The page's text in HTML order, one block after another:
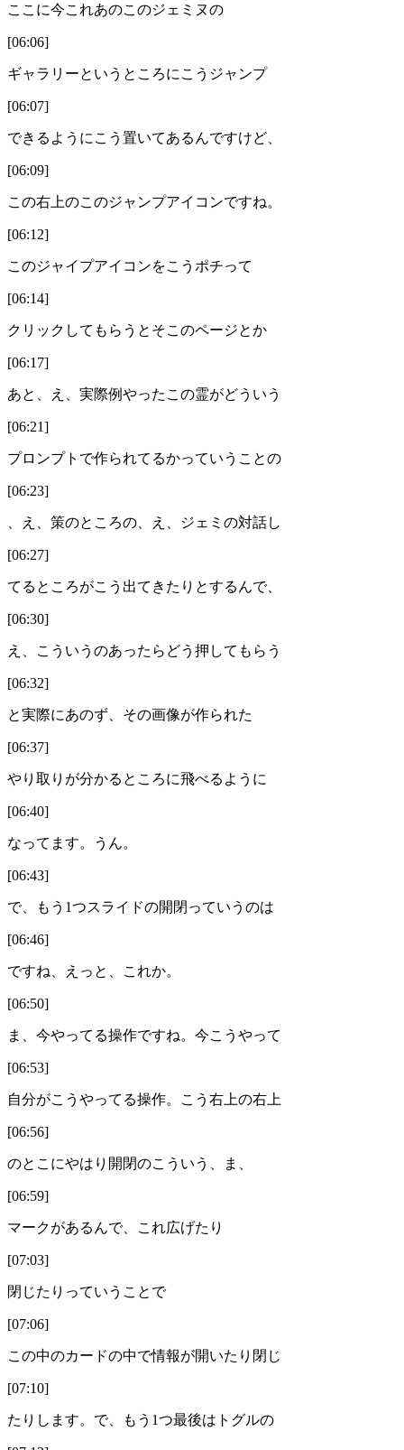
ここに今これあのこのジェミヌの
[06:06]
ギャラリーというところにこうジャンプ
[06:07]
できるようにこう置いてあるんですけど、
[06:09]
この右上のこのジャンプアイコンですね。
[06:12]
このジャイプアイコンをこうポチって
[06:14]
クリックしてもらうとそこのページとか
[06:17]
あと、え、実際例やったこの霊がどういう
[06:21]
プロンプトで作られてるかっていうことの
[06:23]
、え、策のところの、え、ジェミの対話し
[06:27]
てるところがこう出てきたりとするんで、
[06:30]
え、こういうのあったらどう押してもらう
[06:32]
と実際にあのず、その画像が作られた
[06:37]
やり取りが分かるところに飛べるように
[06:40]
なってます。うん。
[06:43]
で、もう1つスライドの開閉っていうのは
[06:46]
ですね、えっと、これか。
[06:50]
ま、今やってる操作ですね。今こうやって
[06:53]
自分がこうやってる操作。こう右上の右上
[06:56]
のとこにやはり開閉のこういう、ま、
[06:59]
マークがあるんで、これ広げたり
[07:03]
閉じたりっていうことで
[07:06]
この中のカードの中で情報が開いたり閉じ
[07:10]
たりします。で、もう1つ最後はトグルの